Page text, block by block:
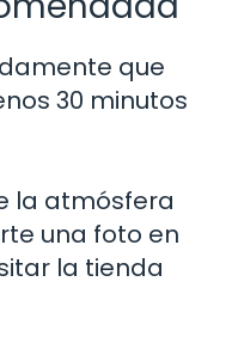
que
30 minutos
la atmósfera
una foto en
la tienda